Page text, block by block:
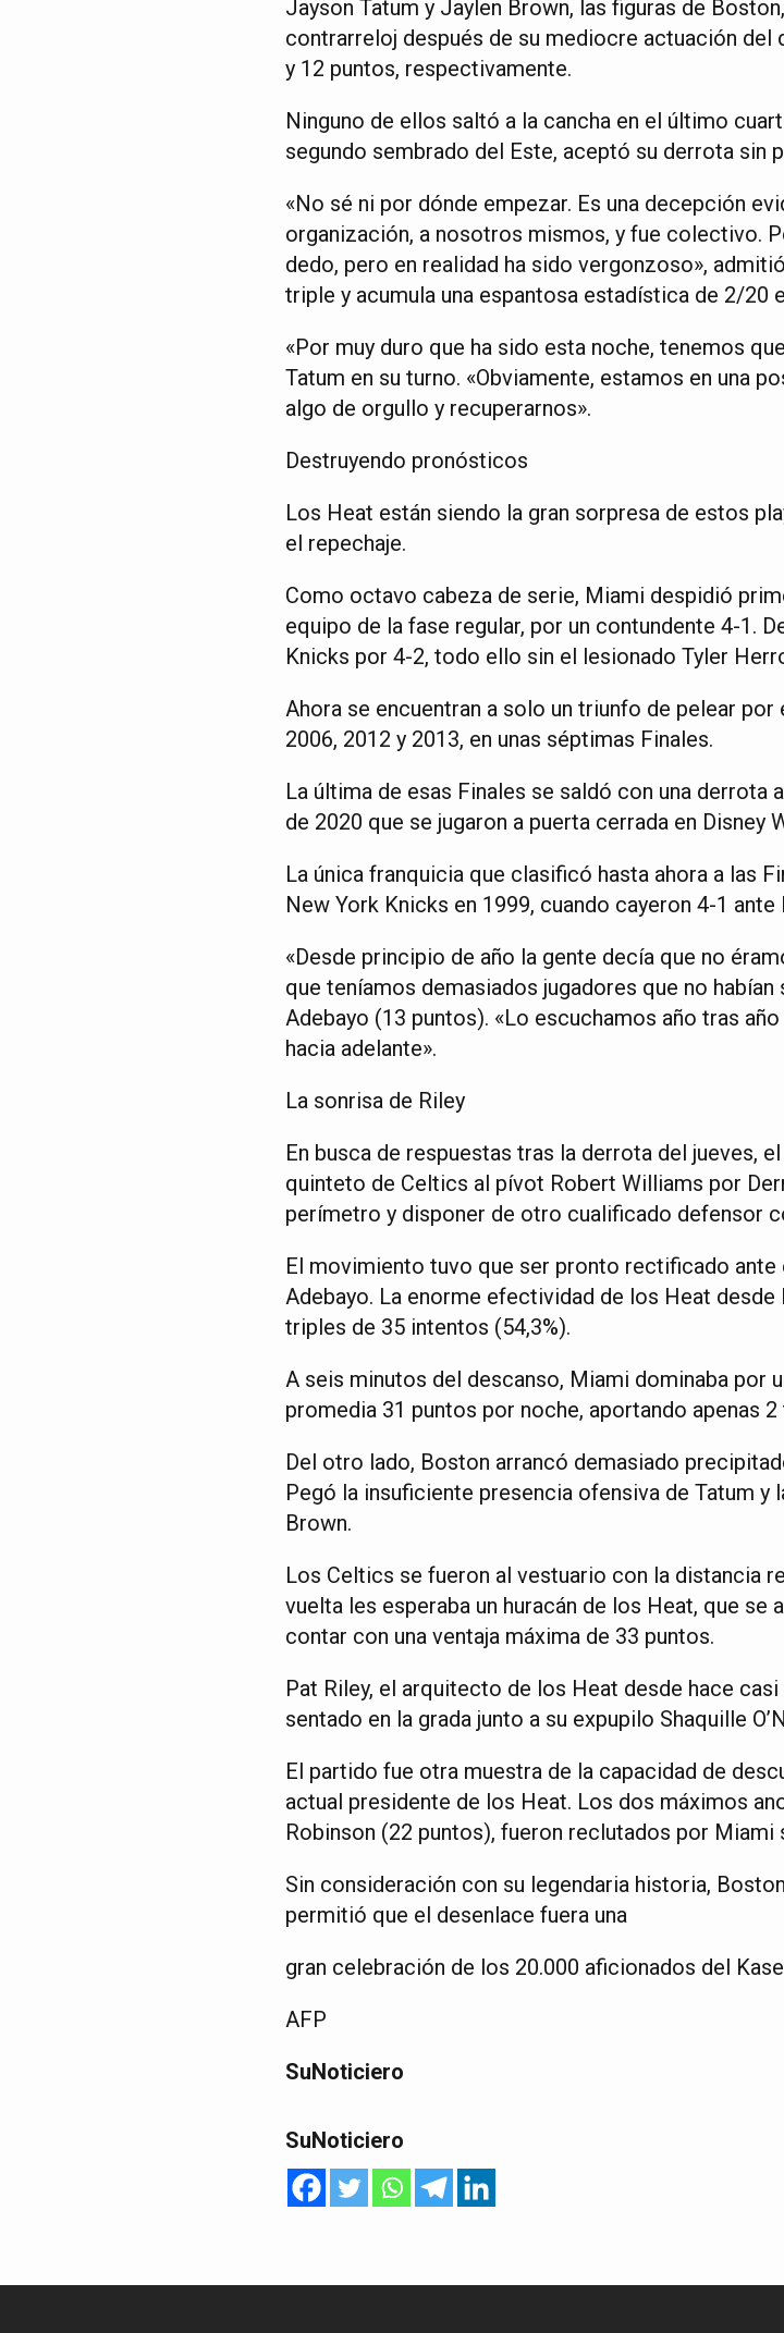
Jayson Tatum y Jaylen Brown, las figuras de
contrarreloj después de su mediocre actuación del
y 12 puntos, respectivamente.
Ninguno de ellos saltó a la cancha en el último
segundo sembrado del Este, aceptó su derrota sin
«No sé ni por dónde empezar. Es una decepción
organización, a nosotros mismos, y fue colectivo.
dedo, pero en realidad ha sido vergonzoso»,
triple y acumula una espantosa estadística de 2/20
«Por muy duro que ha sido esta noche, tenemos
Tatum en su turno. «Obviamente, estamos en una
algo de orgullo y recuperarnos».
Destruyendo pronósticos
Los Heat están siendo la gran sorpresa de estos
el repechaje.
Como octavo cabeza de serie, Miami despidió
equipo de la fase regular, por un contundente 4-1.
Knicks por 4-2, todo ello sin el lesionado Tyler
Ahora se encuentran a solo un triunfo de pelear
2006, 2012 y 2013, en unas séptimas Finales.
La última de esas Finales se saldó con una derrota
de 2020 que se jugaron a puerta cerrada en Disney
La única franquicia que clasificó hasta ahora a las
New York Knicks en 1999, cuando cayeron 4-1 ante
«Desde principio de año la gente decía que no
que teníamos demasiados jugadores que no
Adebayo (13 puntos). «Lo escuchamos año tras
hacia adelante».
La sonrisa de Riley
En busca de respuestas tras la derrota del jueves,
quinteto de Celtics al pívot Robert Williams por
perímetro y disponer de otro cualificado defensor
El movimiento tuvo que ser pronto rectificado
Adebayo. La enorme efectividad de los Heat
triples de 35 intentos (54,3%).
A seis minutos del descanso, Miami dominaba por
promedia 31 puntos por noche, aportando apenas 2
Del otro lado, Boston arrancó demasiado
Pegó la insuficiente presencia ofensiva de Tatum
Brown.
Los Celtics se fueron al vestuario con la distancia
vuelta les esperaba un huracán de los Heat, que se
contar con una ventaja máxima de 33 puntos.
Pat Riley, el arquitecto de los Heat desde hace
sentado en la grada junto a su expupilo Shaquille
El partido fue otra muestra de la capacidad de
actual presidente de los Heat. Los dos máximos
Robinson (22 puntos), fueron reclutados por Miami
Sin consideración con su legendaria historia,
permitió que el desenlace fuera una
gran celebración de los 20.000 aficionados del
AFP
SuNoticiero
SuNoticiero